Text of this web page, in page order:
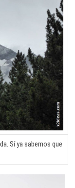
Sí ya sabemos que